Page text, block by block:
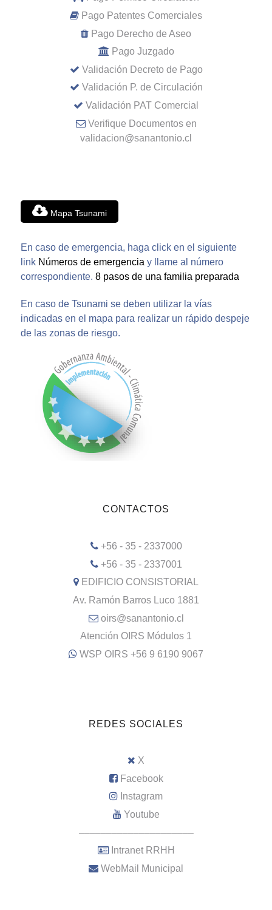
Pago Patentes Comerciales
Pago Derecho de Aseo
Pago Juzgado
Validación Decreto de Pago
Validación P. de Circulación
Validación PAT Comercial
Verifique Documentos en
validacion@sanantonio.cl
Mapa Tsunami
En caso de emergencia, haga click en el siguiente
link Números de emergencia y llame al número
correspondiente. 8 pasos de una familia preparada
En caso de Tsunami se deben utilizar la vías
indicadas en el mapa para realizar un rápido despeje
de las zonas de riesgo.
CONTACTOS
+56 - 35 - 2337000
+56 - 35 - 2337001
EDIFICIO CONSISTORIAL
Av. Ramón Barros Luco 1881
oirs@sanantonio.cl
Atención OIRS Módulos 1
WSP OIRS +56 9 6190 9067
REDES SOCIALES
X
Facebook
Instagram
Youtube
–––––––––––––––––––––
Intranet RRHH
WebMail Municipal